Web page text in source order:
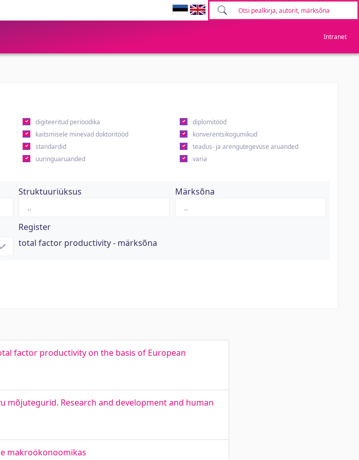
Intranet
digiteeritud perioodika
diplomitööd
kaitsmisele minevad doktoritööd
konverentsikogumikud
standardid
teadus- ja arengutegevuse aruanded
uuringuaruanded
varia
Struktuuriüksus Märksõna
Register
total factor productivity - märksõna
factor productivity on the basis of European
mõjutegurid. Research and development and human
makroökonoomikas